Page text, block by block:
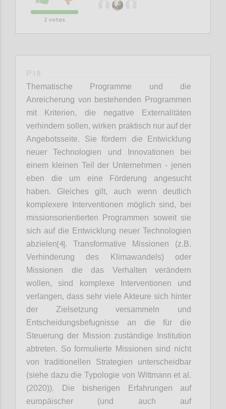
2 votes
P18
Thematische Programme und die
Anreicherung von bestehenden Programmen
mit Kriterien, die negative Externalitäten
verhindern sollen, wirken praktisch nur auf der
Angebotsseite. Sie fördern die Entwicklung
neuer Technologien und Innovationen bei
einem kleinen Teil der Unternehmen - jenen
eben die um eine Förderung angesucht
haben. Gleiches gilt, auch wenn deutlich
komplexere Interventionen möglich sind, bei
missionsorientierten Programmen soweit sie
sich auf die Entwicklung neuer Technologien
abzielen[4]. Transformative Missionen (z.B.
Verhinderung des Klimawandels) oder
Missionen die das Verhalten verändern
wollen, sind komplexe Interventionen und
verlangen, dass sehr viele Akteure sich hinter
der Zielsetzung versammeln und
Entscheidungsbefugnisse an die für die
Steuerung der Mission zuständige Institution
abtreten. So formulierte Missionen sind nicht
von traditionellen Strategien unterscheidbar
(siehe dazu die Typologie von Wittmann et al.
(2020)). Die bisherigen Erfahrungen auf
europäischer (und auch auf